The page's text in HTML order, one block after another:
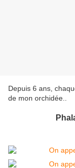
Depuis 6 ans,
de mon orchidée..